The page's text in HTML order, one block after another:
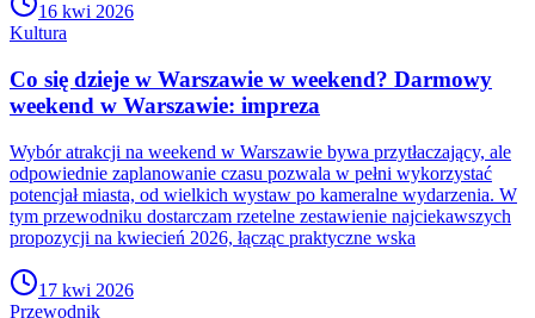
16 kwi 2026
Kultura
Co się dzieje w Warszawie w weekend? Darmowy
weekend w Warszawie: impreza
Wybór atrakcji na weekend w Warszawie bywa przytłaczający, ale
odpowiednie zaplanowanie czasu pozwala w pełni wykorzystać
potencjał miasta, od wielkich wystaw po kameralne wydarzenia. W
tym przewodniku dostarczam rzetelne zestawienie najciekawszych
propozycji na kwiecień 2026, łącząc praktyczne wska
17 kwi 2026
Przewodnik